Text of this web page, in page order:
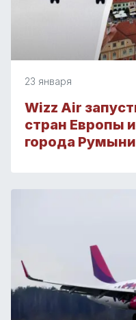
23 января
Wizz Air
стран Европы
города